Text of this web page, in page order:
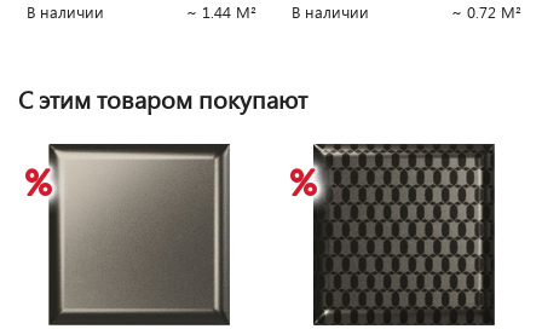
В наличии
~ 1.44 М²
В наличии
~ 0.72 М²
С этим товаром покупают